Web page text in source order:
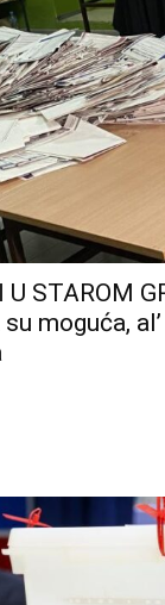
STAROM
su moguća,